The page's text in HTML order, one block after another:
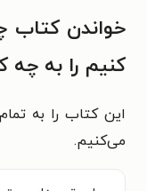
خواندن کتاب
کنیم را به چه
این کتاب را به
می‌کنیم.